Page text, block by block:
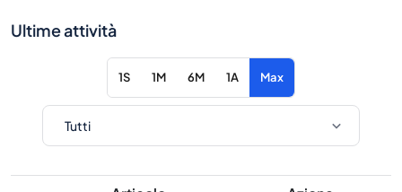
Ultime attività
1S 1M 6M 1A Max